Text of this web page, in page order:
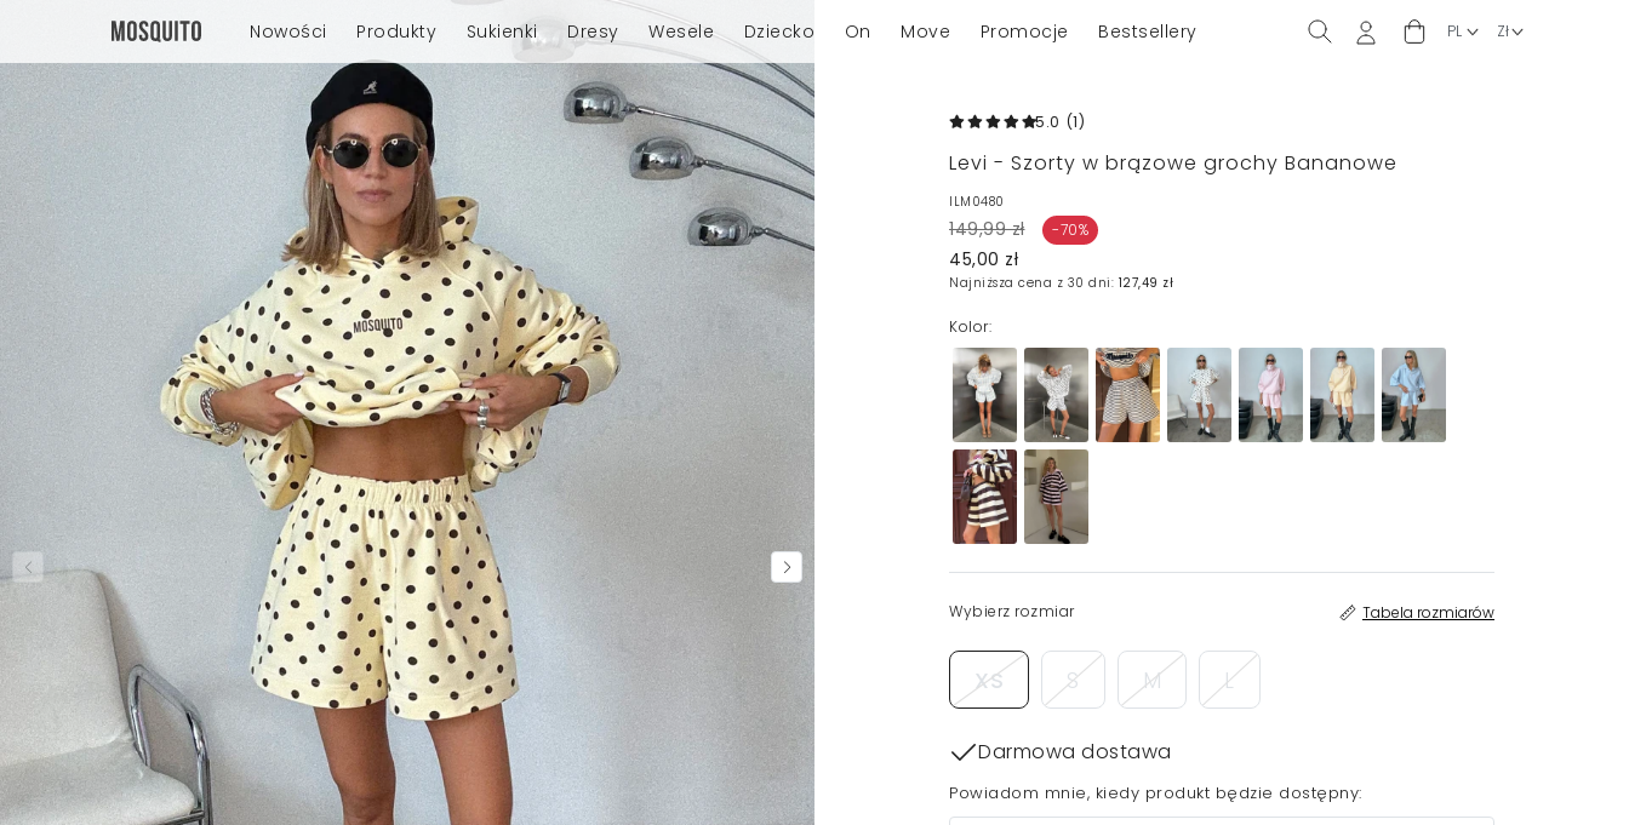
Nowości Produkty Sukienki Dresy Wesele Dziecko On Move Promocje Bestsellery
5.0 (1)
Levi - Szorty w brązowe grochy Bananowe
ILM0480
149,99 zł -70%
45,00 zł
Najniższa cena z 30 dni: 127,49 zł
Kolor:
Wybierz rozmiar Tabela rozmiarów
XS S M L
Darmowa dostawa
Powiadom mnie, kiedy produkt będzie dostępny: